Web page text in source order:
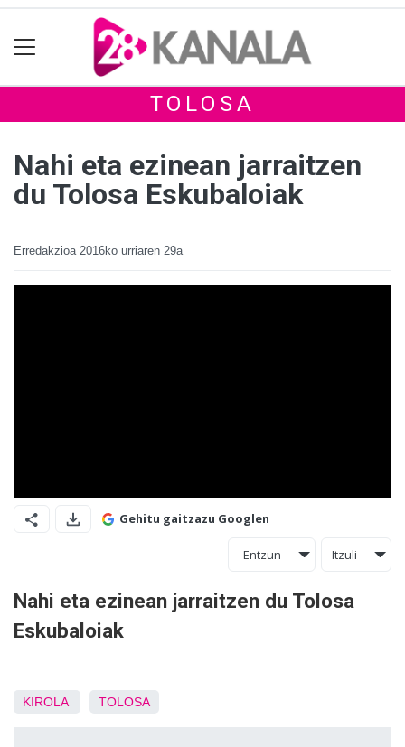
TOLOSA
Nahi eta ezinean jarraitzen
du Tolosa Eskubaloiak
Erredakzioa 2016ko urriaren 29a
Gehitu gaitzazu Googlen
Entzun Itzuli
Nahi eta ezinean jarraitzen du Tolosa
Eskubaloiak
KIROLA TOLOSA